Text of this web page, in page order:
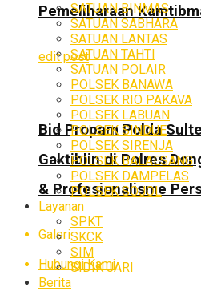
Pemeliharaan
edit post
Bid Propam Polda
Gaktiblin di Polres
& Profesionalisme
Galeri
Hubungi Kami
SATUAN BINMAS
SATUAN SABHARA
SATUAN LANTAS
SATUAN TAHTI
SATUAN POLAIR
POLSEK BANAWA
POLSEK RIO PAKAVA
POLSEK LABUAN
POLSEK SINDUE
POLSEK SIRENJA
POLSEK BALAESANG
POLSEK DAMPELAS
POLSEK SOJOL
Layanan
SPKT
SKCK
SIM
SIDIK JARI
Berita